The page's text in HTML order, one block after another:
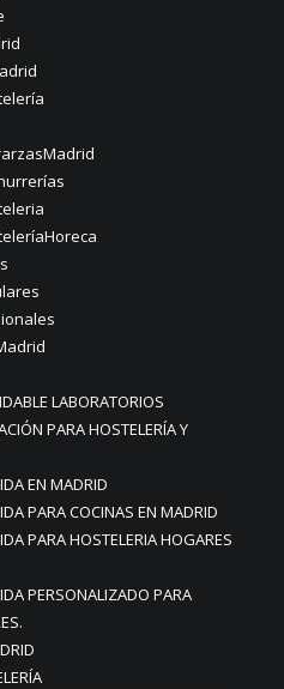
LABORATORIOS
PARA HOSTELERÍA Y
EN MADRID
PARA COCINAS EN MADRID
PARA HOSTELERIA HOGARES
PERSONALIZADO PARA